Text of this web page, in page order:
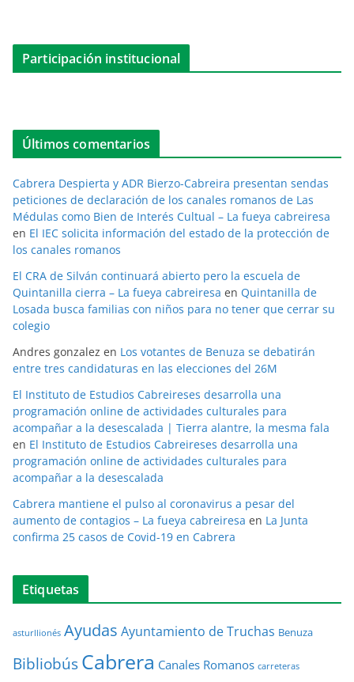
Participación institucional
Últimos comentarios
Cabrera Despierta y ADR Bierzo-Cabreira presentan sendas
peticiones de declaración de los canales romanos de Las
Médulas como Bien de Interés Cultual – La fueya cabreiresa
en El IEC solicita información del estado de la protección de
los canales romanos
El CRA de Silván continuará abierto pero la escuela de
Quintanilla cierra – La fueya cabreiresa en Quintanilla de
Losada busca familias con niños para no tener que cerrar su
colegio
Andres gonzalez en Los votantes de Benuza se debatirán
entre tres candidaturas en las elecciones del 26M
El Instituto de Estudios Cabreireses desarrolla una
programación online de actividades culturales para
acompañar a la desescalada | Tierra alantre, la mesma fala
en El Instituto de Estudios Cabreireses desarrolla una
programación online de actividades culturales para
acompañar a la desescalada
Cabrera mantiene el pulso al coronavirus a pesar del
aumento de contagios – La fueya cabreiresa en La Junta
confirma 25 casos de Covid-19 en Cabrera
Etiquetas
asturllionés Ayudas Ayuntamiento de Truchas Benuza
BibliobúsCabrera Canales Romanos carreteras